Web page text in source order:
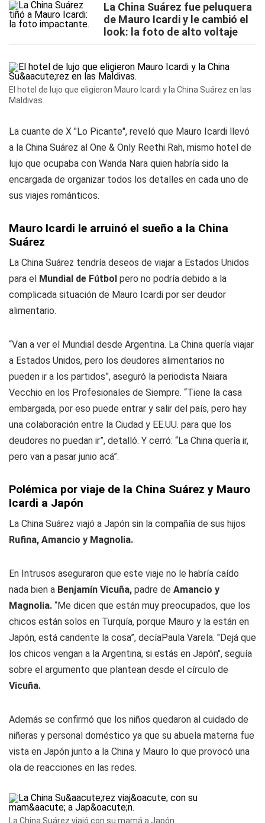
La China Suárez fue peluquera
de Mauro Icardi y le cambió el
look: la foto de alto voltaje
El hotel de lujo que eligieron Mauro Icardi y la China Suárez en las
Maldivas.
La cuante de X "Lo Picante", reveló que Mauro Icardi llevó
a la China Suárez al One & Only Reethi Rah, mismo hotel de
lujo que ocupaba con Wanda Nara quien habría sido la
encargada de organizar todos los detalles en cada uno de
sus viajes románticos.
Mauro Icardi le arruinó el sueño a la China
Suárez
La China Suárez tendría deseos de viajar a Estados Unidos
para el Mundial de Fútbol pero no podría debido a la
complicada situación de Mauro Icardi por ser deudor
alimentario.
“Van a ver el Mundial desde Argentina. La China quería viajar
a Estados Unidos, pero los deudores alimentarios no
pueden ir a los partidos”, aseguró la periodista Naiara
Vecchio en los Profesionales de Siempre. “Tiene la casa
embargada, por eso puede entrar y salir del país, pero hay
una colaboración entre la Ciudad y EE.UU. para que los
deudores no puedan ir”, detalló. Y cerró: “La China quería ir,
pero van a pasar junio acá”.
Polémica por viaje de la China Suárez y Mauro
Icardi a Japón
La China Suárez viajó a Japón sin la compañía de sus hijos
Rufina, Amancio y Magnolia.
En Intrusos aseguraron que este viaje no le habría caído
nada bien a Benjamín Vicuña, padre de Amancio y
Magnolia. “Me dicen que están muy preocupados, que los
chicos están solos en Turquía, porque Mauro y la están en
Japón, está candente la cosa”, decíaPaula Varela. "Dejá que
los chicos vengan a la Argentina, si estás en Japón", seguía
sobre el argumento que plantean desde el círculo de
Vicuña.
Además se confirmó que los niños quedaron al cuidado de
niñeras y personal doméstico ya que su abuela materna fue
vista en Japón junto a la China y Mauro lo que provocó una
ola de reacciones en las redes.
La China Suárez viajó con su mamá a Japón.